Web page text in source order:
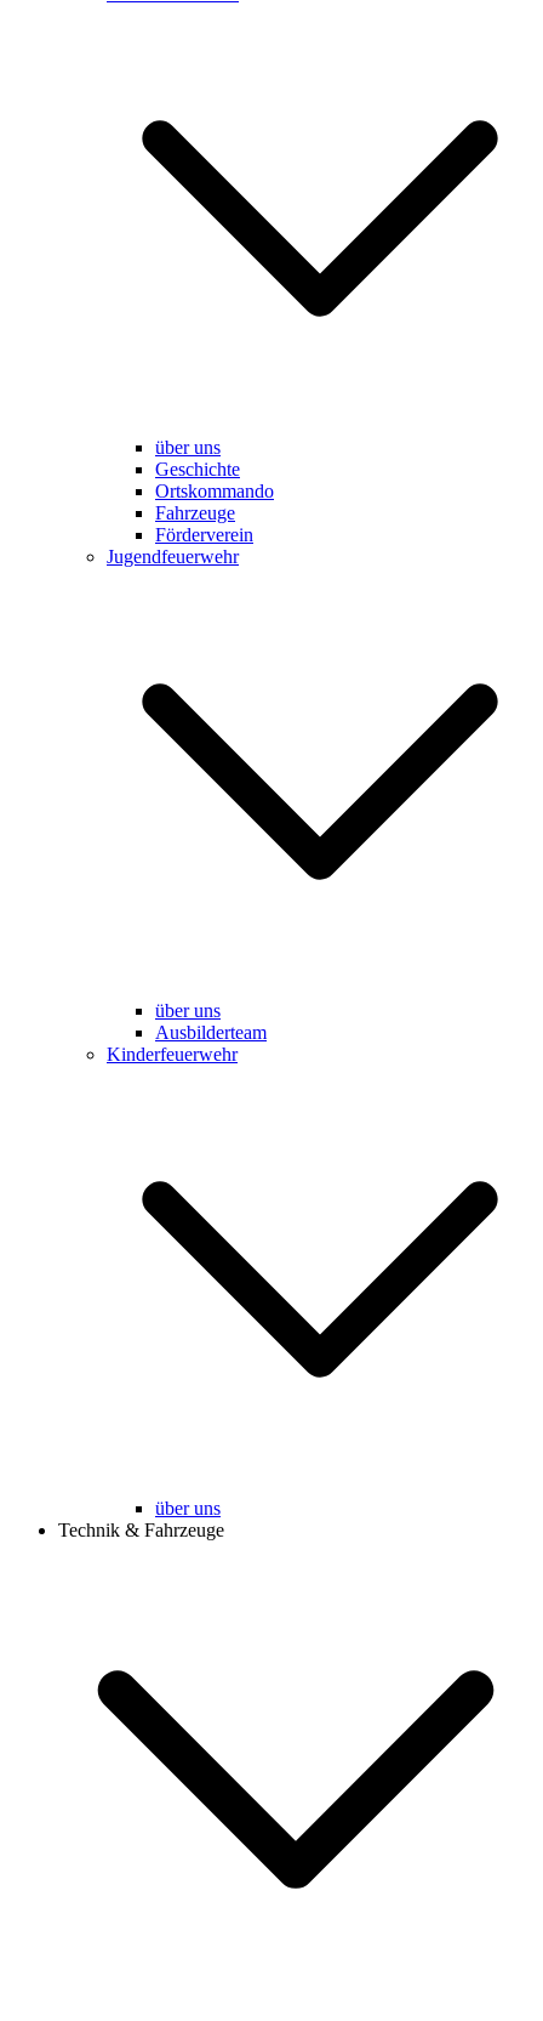
über uns
Geschichte
Ortskommando
Fahrzeuge
Förderverein
Jugendfeuerwehr
über uns
Ausbilderteam
Kinderfeuerwehr
über uns
Technik & Fahrzeuge